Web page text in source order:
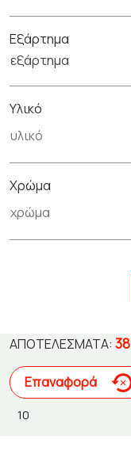
Εξάρτημα
εξάρτημα
Υλικό
Χρώμα
ΑΠΟΤΕΛΈΣΜΑΤΑ: 38
Επαναφορά